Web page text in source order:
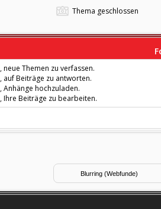
Thema geschlossen
, neue Themen zu verfassen.
, auf Beiträge zu antworten.
, Anhänge hochzuladen.
, Ihre Beiträge zu bearbeiten.